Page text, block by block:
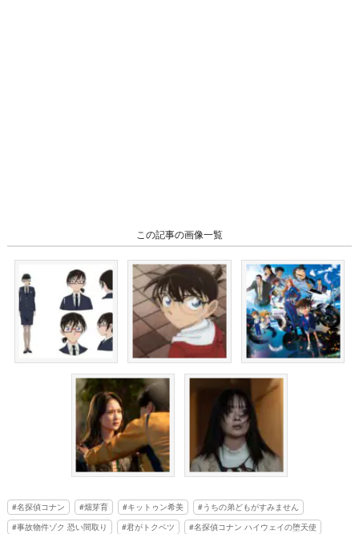
この記事の画像一覧
名探偵コナン 畑芽育 キットゥン希美
うちの弟どもがすみません
事故物件ゾク 恐い間取り
君がトクベツ
名探偵コナン ハイウェイの堕天使